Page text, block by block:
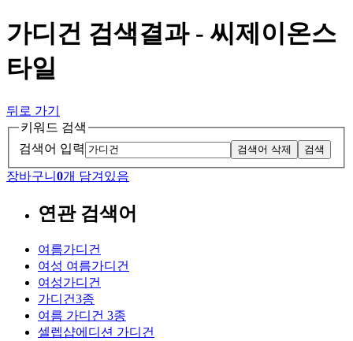
가디건 검색결과 - 씨제이온스
타일
뒤로 가기
키워드 검색
검색어 입력
검색어 삭제 검색
장바구니 0개 담겨있음
연관 검색어
여름가디건
여성 여름가디건
여성가디건
가디건3종
여름 가디건 3종
셀렙샵에디션 가디건